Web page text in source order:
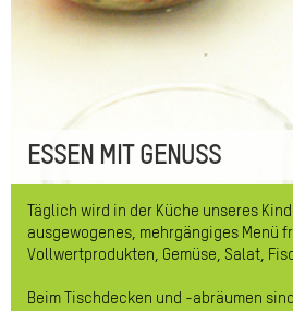
ESSEN MIT GENUSS
Täglich wird in der Küche unseres
ausgewogenes, mehrgängiges Menü
Vollwertprodukten, Gemüse, Salat,
Beim Tischdecken und -abräumen